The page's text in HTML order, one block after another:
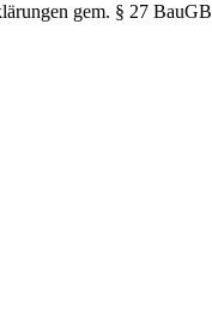
gem. § 27 BauGB